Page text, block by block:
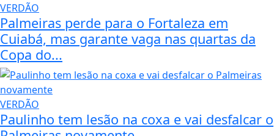
VERDÃO
Palmeiras perde para o Fortaleza em
Cuiabá, mas garante vaga nas quartas da
Copa do...
VERDÃO
Paulinho tem lesão na coxa e vai desfalcar o